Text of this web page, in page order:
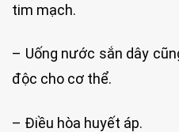
tim mạch.
– Uống nước sắn dây
độc cho cơ thể.
– Điều hòa huyết áp.